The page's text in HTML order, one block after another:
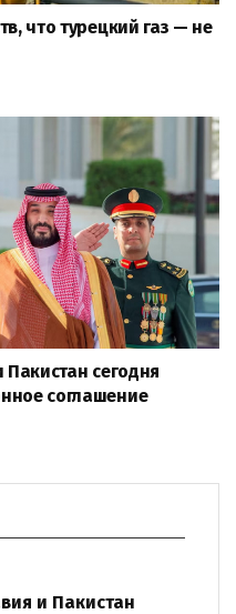
что турецкий газ — не
сегодня
соглашение
и Пакистан